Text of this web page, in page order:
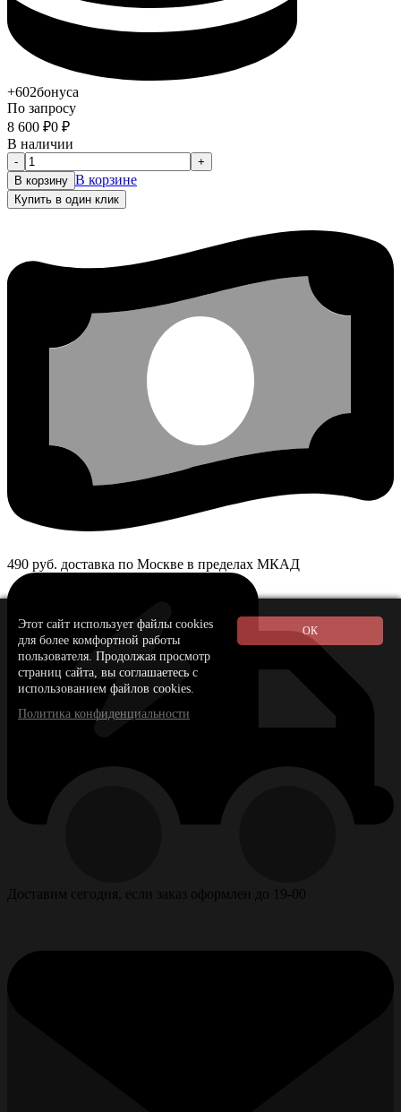
+602бонуса
По запросу
8 600 ₽0 ₽
В наличии
-
+
В корзину В корзине
Купить в один клик
490 руб. доставка по Москве в пределах МКАД
Доставим сегодня, если заказ оформлен до 19-00
Этот сайт использует файлы cookies
для более комфортной работы
пользователя. Продолжая просмотр
страниц сайта, вы соглашаетесь с
использованием файлов cookies.
Политика конфиденциальности